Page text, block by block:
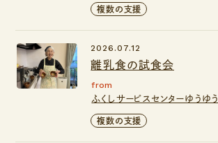
複数の支援
離乳食の試食会
2026.07.12
from
ふくしサービスセンターゆうゆう
複数の支援